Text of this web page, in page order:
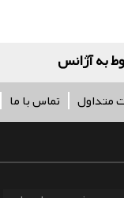
تبلیغاتی پر
متداول تماس با ما